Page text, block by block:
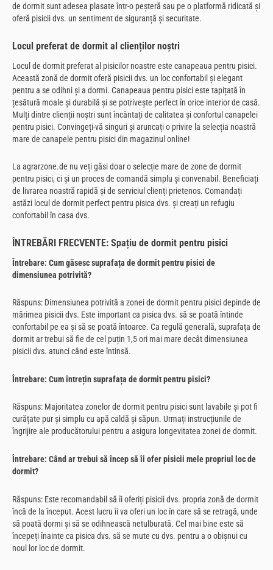
de dormit sunt adesea plasate într-o peșteră sau pe o platformă ridicată și
oferă pisicii dvs. un sentiment de siguranță și securitate.
Locul preferat de dormit al clienților noștri
Locul de dormit preferat al pisicilor noastre este canapeaua pentru pisici.
Această zonă de dormit oferă pisicii dvs. un loc confortabil și elegant
pentru a se odihni și a dormi. Canapeaua pentru pisici este tapițată în
țesătură moale și durabilă și se potrivește perfect în orice interior de casă.
Mulți dintre clienții noștri sunt încântați de calitatea și confortul canapelei
pentru pisici. Convingeți-vă singuri și aruncați o privire la selecția noastră
mare de canapele pentru pisici din magazinul online!
La agrarzone.de nu veți găsi doar o selecție mare de zone de dormit
pentru pisici, ci și un proces de comandă simplu și convenabil. Beneficiați
de livrarea noastră rapidă și de serviciul clienți prietenos. Comandați
astăzi locul de dormit perfect pentru pisica dvs. și creați un refugiu
confortabil în casa dvs.
ÎNTREBĂRI FRECVENTE: Spațiu de dormit pentru pisici
Întrebare: Cum găsesc suprafața de dormit pentru pisici de
dimensiunea potrivită?
Răspuns: Dimensiunea potrivită a zonei de dormit pentru pisici depinde de
mărimea pisicii dvs. Este important ca pisica dvs. să se poată întinde
confortabil pe ea și să se poată întoarce. Ca regulă generală, suprafața de
dormit ar trebui să fie de cel puțin 1,5 ori mai mare decât dimensiunea
pisicii dvs. atunci când este întinsă.
Întrebare: Cum întrețin suprafața de dormit pentru pisici?
Răspuns: Majoritatea zonelor de dormit pentru pisici sunt lavabile și pot fi
curățate pur și simplu cu apă caldă și săpun. Urmați instrucțiunile de
îngrijire ale producătorului pentru a asigura longevitatea zonei de dormit.
Întrebare: Când ar trebui să încep să îi ofer pisicii mele propriul loc de
dormit?
Răspuns: Este recomandabil să îi oferiți pisicii dvs. propria zonă de dormit
încă de la început. Acest lucru îi va oferi un loc în care să se retragă, unde
să poată dormi și să se odihnească netulburată. Cel mai bine este să
începeți înainte ca pisica dvs. să se mute cu dvs. pentru a o obișnui cu
noul lor loc de dormit.